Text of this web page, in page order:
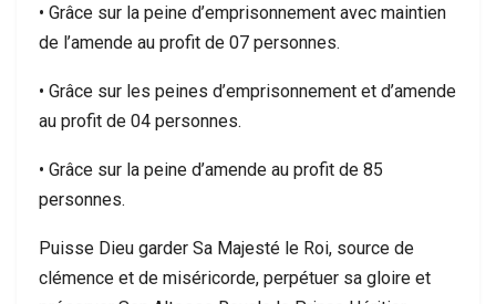
• Grâce sur la peine d’emprisonnement avec maintien
de l’amende au profit de 07 personnes.
• Grâce sur les peines d’emprisonnement et d’amende
au profit de 04 personnes.
• Grâce sur la peine d’amende au profit de 85
personnes.
Puisse Dieu garder Sa Majesté le Roi, source de
clémence et de miséricorde, perpétuer sa gloire et